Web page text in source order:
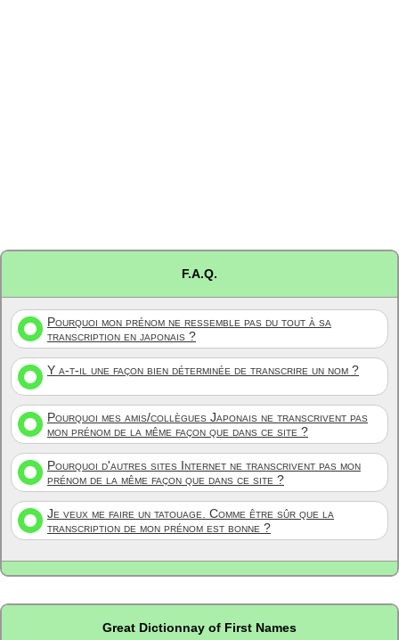
F.A.Q.
Pourquoi mon prénom ne ressemble pas du tout à sa
transcription en japonais ?
Y a-t-il une façon bien déterminée de transcrire un nom ?
Pourquoi mes amis/collègues Japonais ne transcrivent pas
mon prénom de la même façon que dans ce site ?
Pourquoi d'autres sites Internet ne transcrivent pas mon
prénom de la même façon que dans ce site ?
Je veux me faire un tatouage. Comme être sûr que la
transcription de mon prénom est bonne ?
Great Dictionnay of First Names